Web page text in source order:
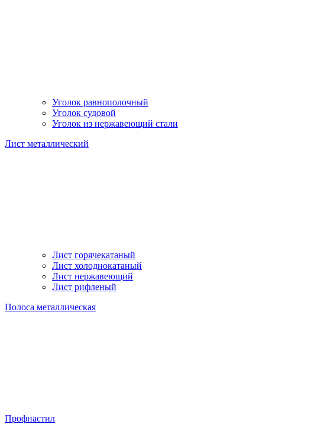
Уголок равнополочный
Уголок судовой
Уголок из нержавеющий стали
Лист металлический
Лист горячекатаный
Лист холоднокатаный
Лист нержавеющий
Лист рифленый
Полоса металлическая
Профнастил